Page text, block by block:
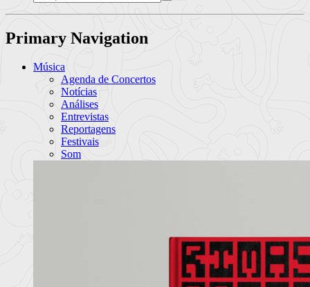
Primary Navigation
Música
Agenda de Concertos
Notícias
Análises
Entrevistas
Reportagens
Festivais
Som